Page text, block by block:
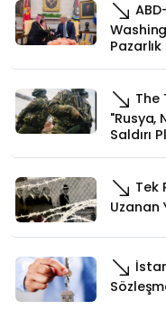
The
"Rusya,
Saldırı
Tek
Uzanan